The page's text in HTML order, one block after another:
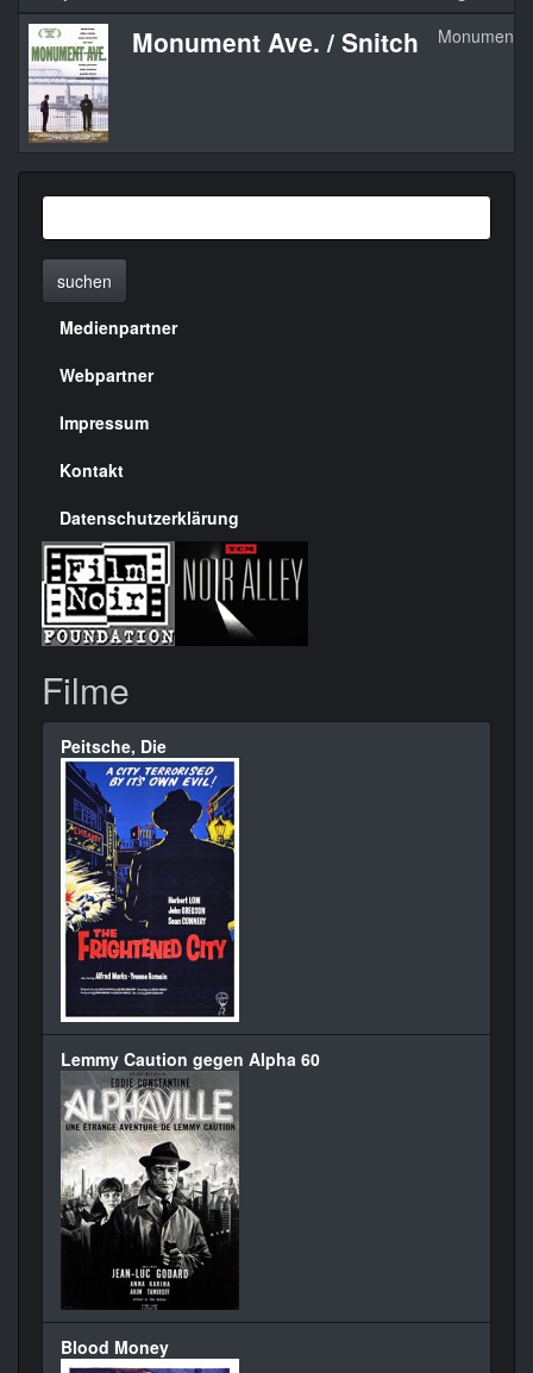
Monument Ave. / Snitch Monument
suchen
Menülinks
rechte
Seite
Medienpartner
Webpartner
Impressum
Kontakt
Datenschutzerklärung
Filme
Peitsche, Die
Lemmy Caution gegen Alpha 60
Blood Money